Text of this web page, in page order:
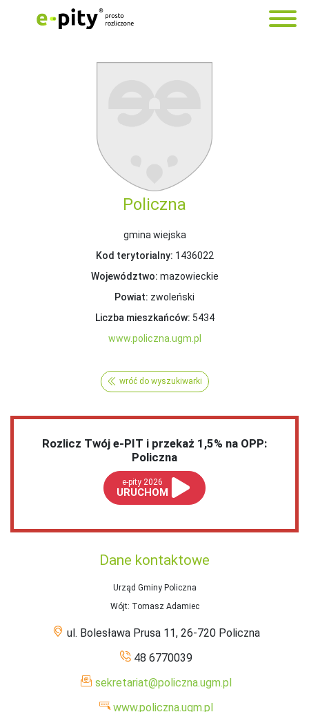
Policzna
gmina wiejska
Kod terytorialny: 1436022
Województwo: mazowieckie
Powiat: zwoleński
Liczba mieszkańców: 5434
www.policzna.ugm.pl
wróć do wyszukiwarki
Rozlicz Twój e-PIT i przekaż 1,5% na OPP:
Policzna
e-pity 2026
URUCHOM
Dane kontaktowe
Urząd Gminy Policzna
Wójt: Tomasz Adamiec
ul. Bolesława Prusa 11, 26-720 Policzna
48 6770039
sekretariat@policzna.ugm.pl
www.policzna.ugm.pl